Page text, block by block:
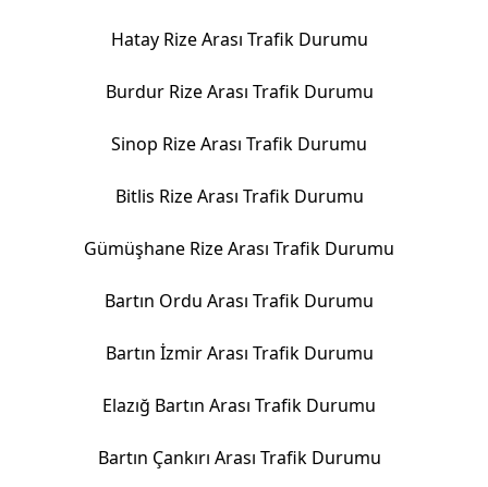
Hatay Rize Arası Trafik Durumu
Burdur Rize Arası Trafik Durumu
Sinop Rize Arası Trafik Durumu
Bitlis Rize Arası Trafik Durumu
Gümüşhane Rize Arası Trafik Durumu
Bartın Ordu Arası Trafik Durumu
Bartın İzmir Arası Trafik Durumu
Elazığ Bartın Arası Trafik Durumu
Bartın Çankırı Arası Trafik Durumu